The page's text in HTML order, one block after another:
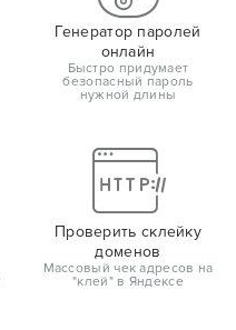
Генератор паролей
онлайн
Быстро придумает
безопасный пароль
нужной длины
Проверить склейку
доменов
Массовый чек адресов на
"клей" в Яндексе